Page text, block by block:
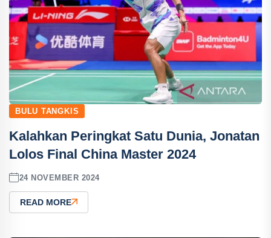
BULU TANGKIS
Kalahkan Peringkat Satu Dunia, Jonatan
Lolos Final China Master 2024
24 NOVEMBER 2024
READ MORE